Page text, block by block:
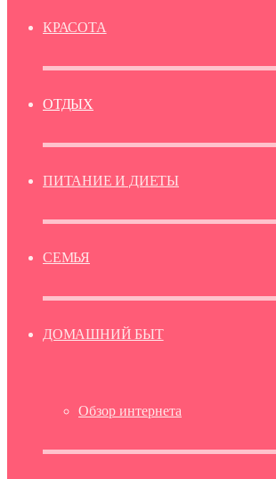
КРАСОТА
ОТДЫХ
ПИТАНИЕ И ДИЕТЫ
СЕМЬЯ
ДОМАШНИЙ БЫТ
Обзор интернета